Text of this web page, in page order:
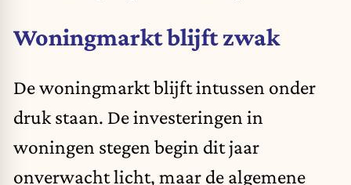
Woningmarkt blijft zwak
De woningmarkt blijft intussen onder
druk staan. De investeringen in
woningen stegen begin dit jaar
onverwacht licht, maar de algemene